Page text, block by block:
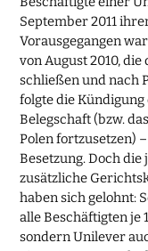
September 2011
Vorausgegangen
von August 2010,
schließen und nach
folgte die Kündigung
Belegschaft (bzw.
Polen fortzusetzen)
Besetzung. Doch
zusätzliche
haben sich gelohnt:
alle Beschäftigten je
sondern Unilever